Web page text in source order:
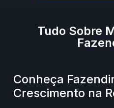
Tudo Sobre
Conheça
Crescimento na